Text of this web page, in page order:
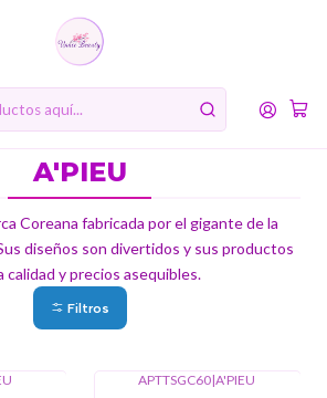
primera compra online. Código: BIENVENIDA10
A'PIEU
Coreana fabricada por el gigante de la
diseños son divertidos y sus productos
calidad y precios asequibles.
Filtros
APTTSGC60|A'PIEU